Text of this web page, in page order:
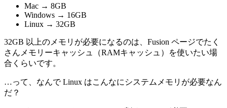
Mac → 8GB
Windows → 16GB
Linux → 32GB
32GB 以上のメモリが必要になるのは、Fusion ページでたく
さんメモリーキャッシュ（RAMキャッシュ）を使いたい場
合くらいです。
…って、 なんで Linux はこんなにシステムメモリが必要なん
だ？